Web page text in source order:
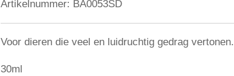
Artikelnummer: BA0053SD
Voor dieren die veel en luidruchtig gedrag vertonen.
30ml